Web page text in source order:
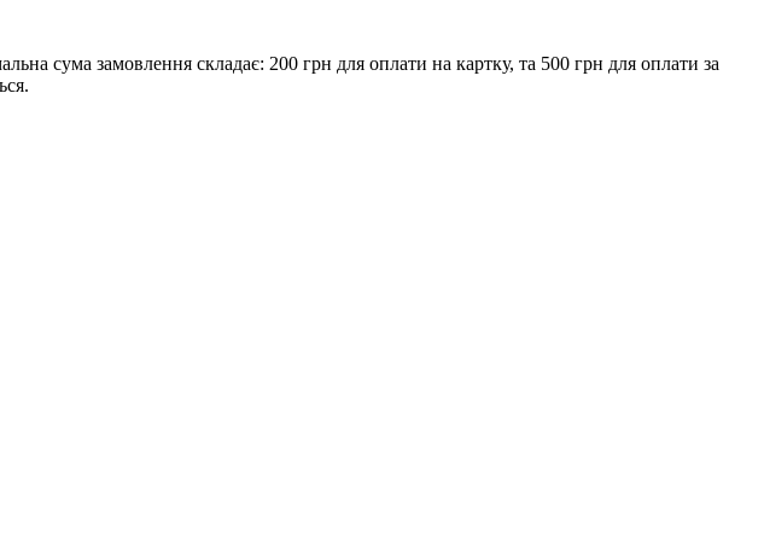
сума замовлення складає: 200 грн для оплати на картку, та 500 грн для оплати за